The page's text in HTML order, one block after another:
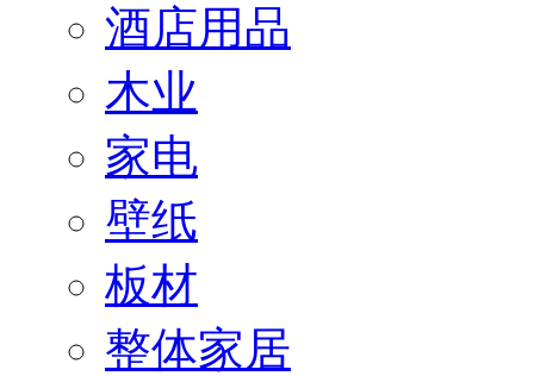
酒店用品
木业
家电
壁纸
板材
整体家居